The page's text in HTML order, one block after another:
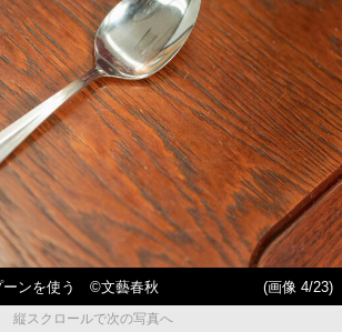
ーンを使う ©文藝春秋
(画像 4/23)
縦スクロールで次の写真へ